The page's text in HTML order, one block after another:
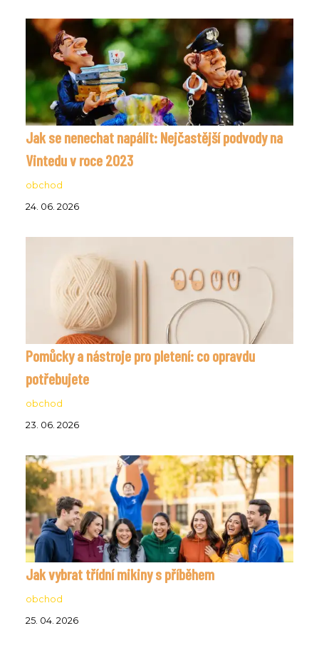
Jak se nenechat napálit: Nejčastější podvody na
Vintedu v roce 2023
obchod
24. 06. 2026
Pomůcky a nástroje pro pletení: co opravdu
potřebujete
obchod
23. 06. 2026
Jak vybrat třídní mikiny s příběhem
obchod
25. 04. 2026